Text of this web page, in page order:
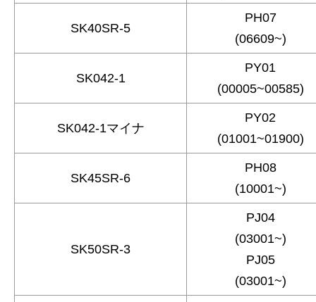
SK40SR-5
PH07
(06609~)
SK042-1
PY01
(00005~00585)
SK042-1マイナ
PY02
(01001~01900)
SK45SR-6
PH08
(10001~)
SK50SR-3
PJ04
(03001~)
PJ05
(03001~)